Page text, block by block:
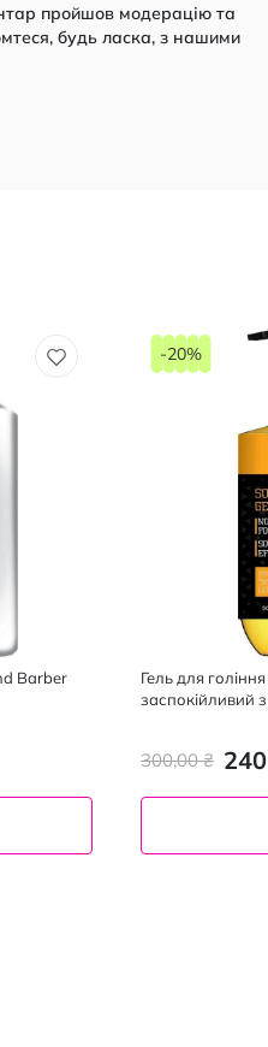
пройшов модерацію та
будь ласка, з нашими
Barber
Гель для
заспокійливий
300,00 ₴
-20%